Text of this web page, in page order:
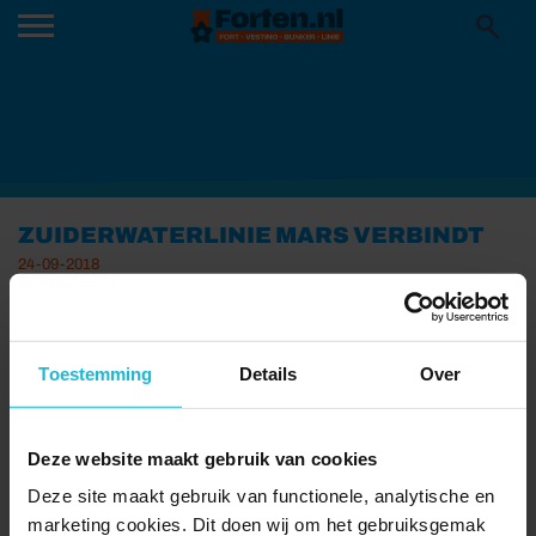
Toestemming Details Over
Deze website maakt gebruik van cookies
Deze site maakt gebruik van functionele, analytische en
marketing cookies. Dit doen wij om het gebruiksgemak
ZUIDERWATERLINIE MARS VERBINDT
24-09-2018
Een